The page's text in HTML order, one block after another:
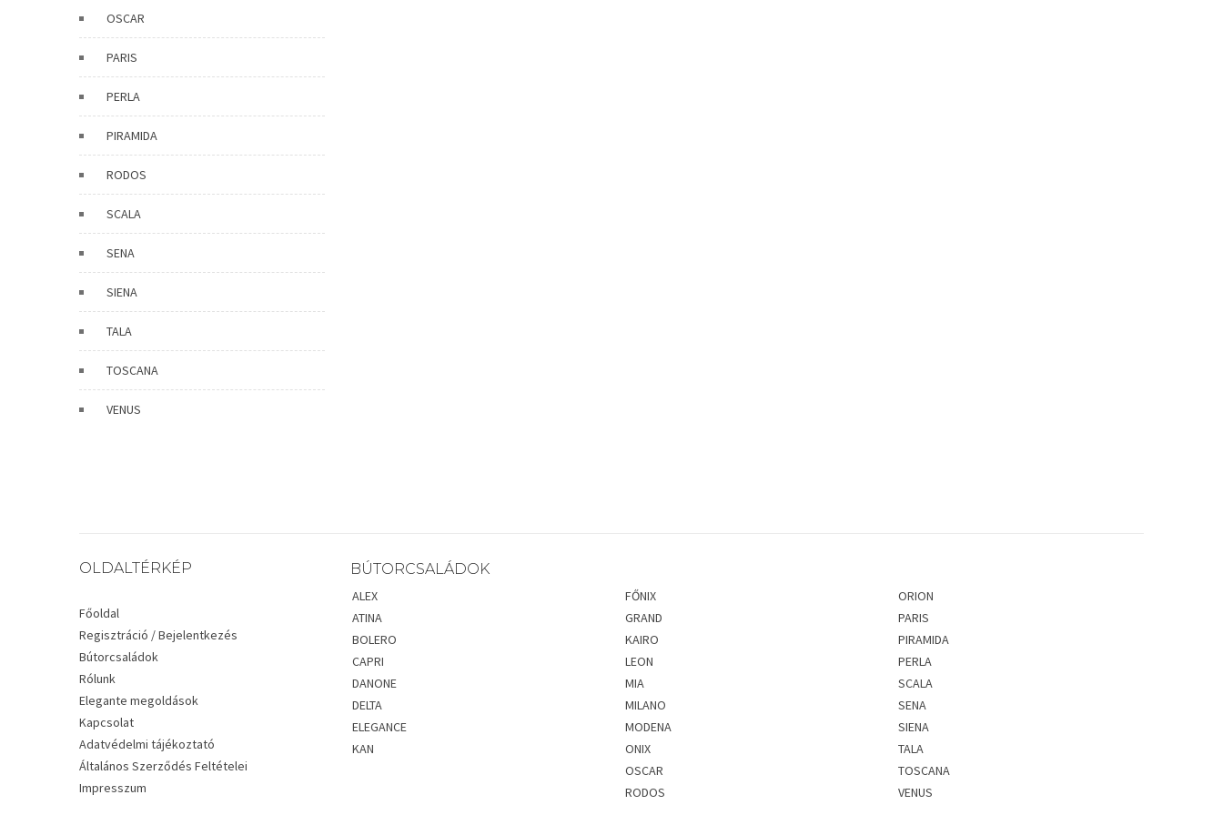
OSCAR
PARIS
PERLA
PIRAMIDA
RODOS
SCALA
SENA
SIENA
TALA
TOSCANA
VENUS
BÚTORCSALÁDOK
OLDALTÉRKÉP
Főoldal
Regisztráció / Bejelentkezés
Bútorcsaládok
Rólunk
Elegante megoldások
Kapcsolat
Adatvédelmi tájékoztató
Általános Szerződés Feltételei
Impresszum
ALEX
ATINA
BOLERO
CAPRI
DANONE
DELTA
ELEGANCE
KAN
FŐNIX
GRAND
KAIRO
LEON
MIA
MILANO
MODENA
ONIX
OSCAR
RODOS
ORION
PARIS
PIRAMIDA
PERLA
SCALA
SENA
SIENA
TALA
TOSCANA
VENUS